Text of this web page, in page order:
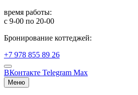
время работы:
с 9-00 по 20-00
Бронирование коттеджей:
+7 978 855 89 26
ВКонтакте Telegram Max
Меню